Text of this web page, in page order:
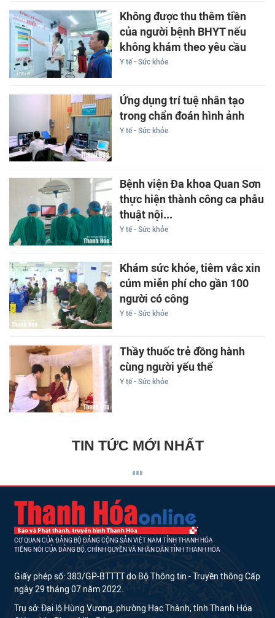
Không được thu thêm tiền
của người bệnh BHYT nếu
không khám theo yêu cầu
Y tế - Sức khỏe
Ứng dụng trí tuệ nhân tạo
trong chẩn đoán hình ảnh
Y tế - Sức khỏe
Bệnh viện Đa khoa Quan Sơn
thực hiện thành công ca phẫu
thuật nội...
Y tế - Sức khỏe
Khám sức khỏe, tiêm vắc xin
cúm miễn phí cho gần 100
người có công
Y tế - Sức khỏe
Thầy thuốc trẻ đồng hành
cùng người yếu thế
Y tế - Sức khỏe
TIN TỨC MỚI NHẤT
CƠ QUAN CỦA ĐẢNG BỘ ĐẢNG CỘNG SẢN VIỆT NAM TỈNH THANH HÓA
TIẾNG NÓI CỦA ĐẢNG BỘ, CHÍNH QUYỀN VÀ NHÂN DÂN TỈNH THANH HÓA
Giấy phép số: 383/GP-BTTTT do Bộ Thông tin - Truyền thông Cấp
ngày 29 tháng 07 năm 2022.
Trụ sở: Đại lộ Hùng Vương, phường Hạc Thành, tỉnh Thanh Hóa